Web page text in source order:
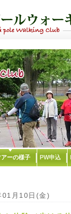
アーの様子 PW申込
01月10日(金)